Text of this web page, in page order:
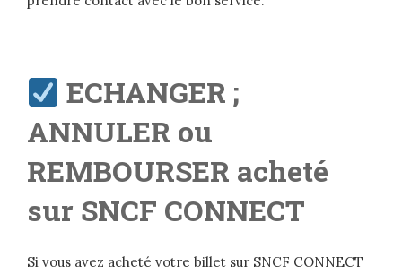
ECHANGER ;
ANNULER ou
REMBOURSER acheté
sur SNCF CONNECT
Si vous avez acheté votre billet sur SNCF CONNECT